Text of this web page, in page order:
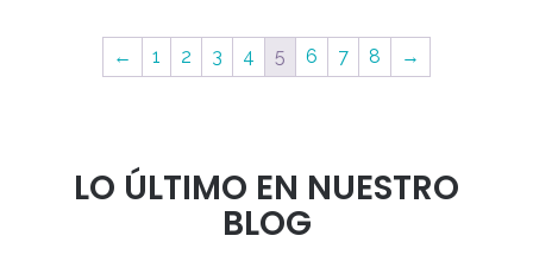
← 1 2 3 4 5 6 7 8 →
LO ÚLTIMO EN NUESTRO
BLOG